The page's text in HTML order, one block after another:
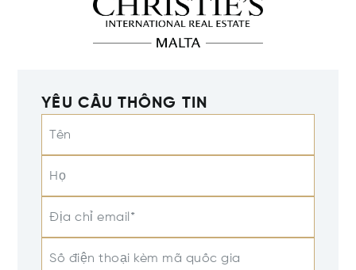
YÊU CẦU THÔNG TIN
Tên
Họ
Địa chỉ email*
Số điện thoại kèm mã quốc gia